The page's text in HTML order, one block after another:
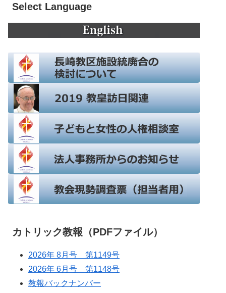
Select Language
カトリック教報（PDFファイル）
2026年 8月号 第1149号
2026年 6月号 第1148号
教報バックナンバー